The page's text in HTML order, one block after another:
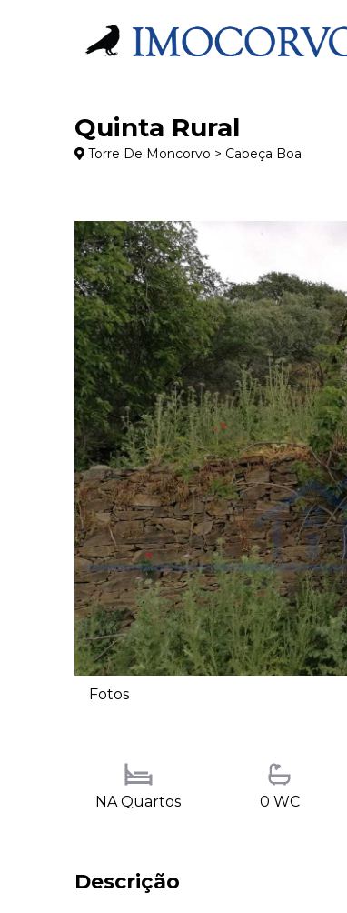
Quinta Rural
Torre De Moncorvo > Cabeça Boa
Fotos
NA Quartos 0 WC
Descrição